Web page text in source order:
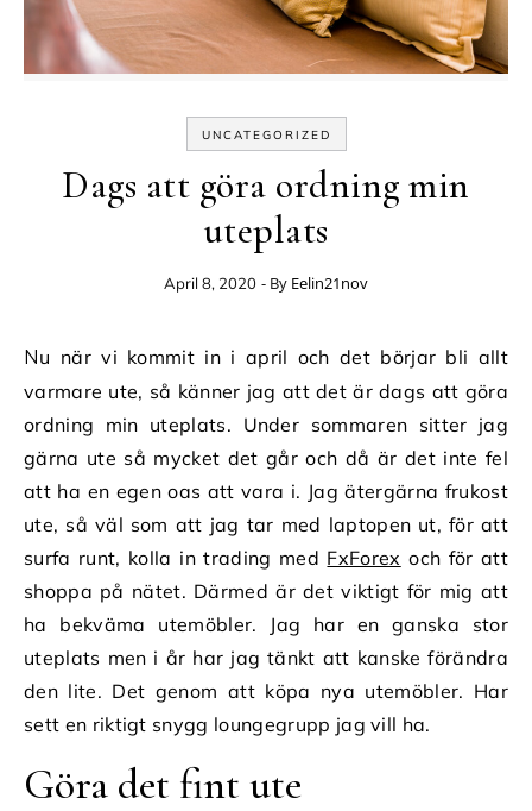
UNCATEGORIZED
Dags att göra ordning min
uteplats
April 8, 2020 - By Eelin21nov
Nu när vi kommit in i april och det börjar bli allt
varmare ute, så känner jag att det är dags att göra
ordning min uteplats. Under sommaren sitter jag
gärna ute så mycket det går och då är det inte fel
att ha en egen oas att vara i. Jag ätergärna frukost
ute, så väl som att jag tar med laptopen ut, för att
surfa runt, kolla in trading med FxForex och för att
shoppa på nätet. Därmed är det viktigt för mig att
ha bekväma utemöbler. Jag har en ganska stor
uteplats men i år har jag tänkt att kanske förändra
den lite. Det genom att köpa nya utemöbler. Har
sett en riktigt snygg loungegrupp jag vill ha.
Göra det fint ute